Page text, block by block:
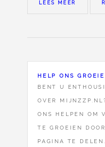
LEES MEER
HELP ONS
BENT U
OVER
ONS HELPEN OM
TE GROEIEN
PAGINA TE DELEN.